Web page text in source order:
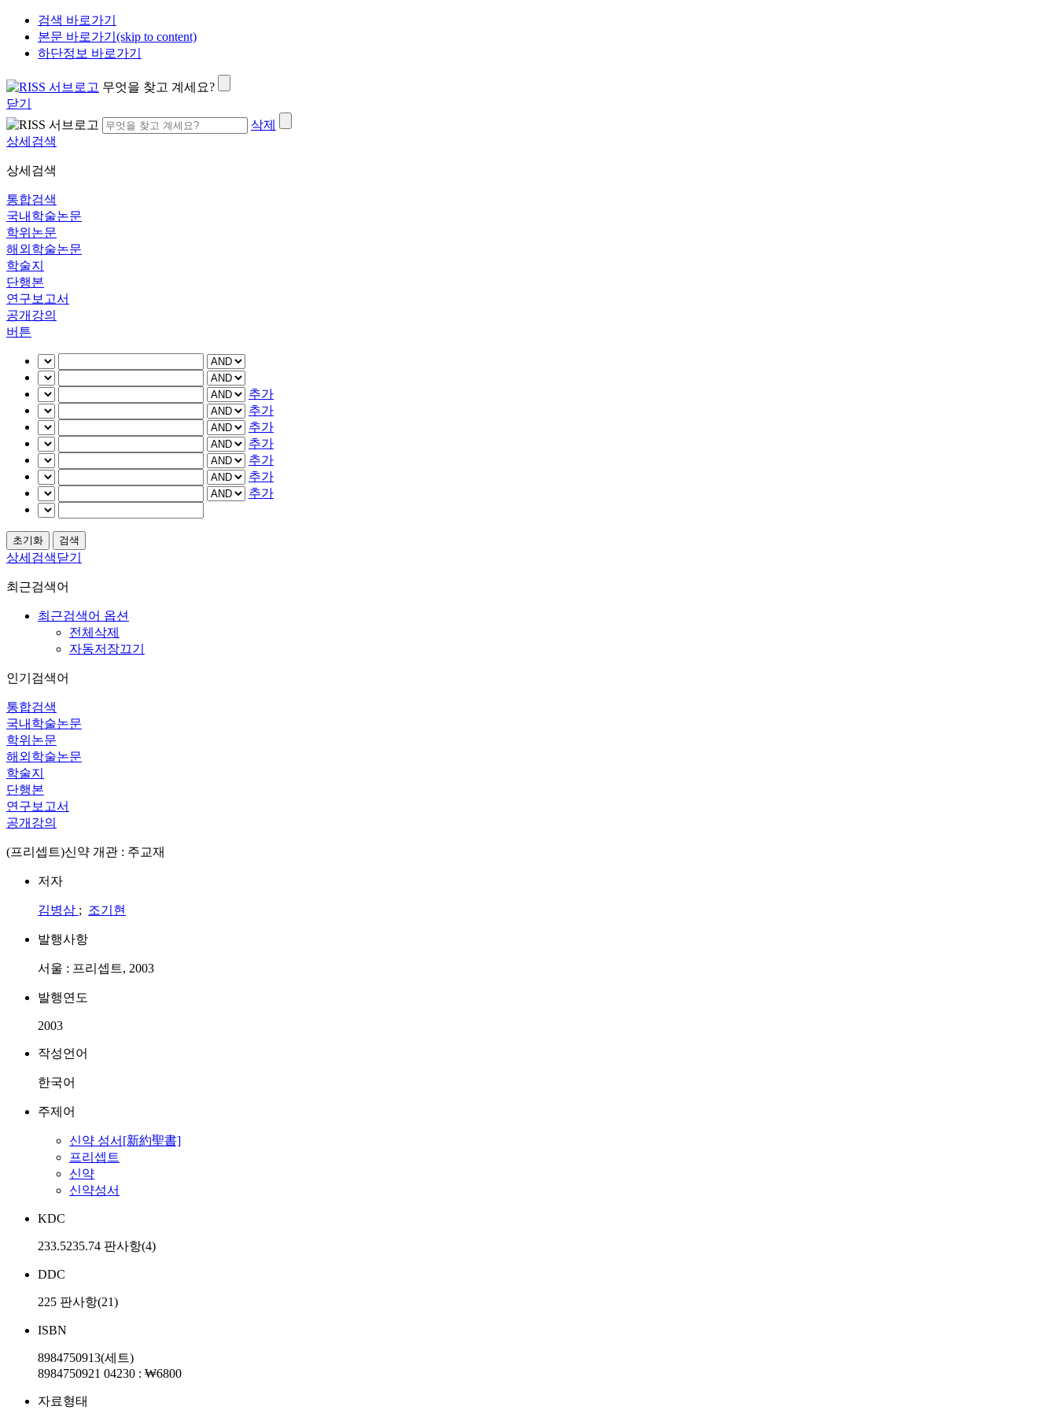
검색 바로가기
본문 바로가기(skip to content)
하단정보 바로가기
무엇을 찾고 계세요?
닫기
삭제
상세검색
상세검색
통합검색
국내학술논문
학위논문
해외학술논문
학술지
단행본
연구보고서
공개강의
버튼
추가
추가
추가
추가
추가
추가
추가
상세검색닫기
최근검색어
최근검색어 옵션
전체삭제
자동저장끄기
인기검색어
통합검색
국내학술논문
학위논문
해외학술논문
학술지
단행본
연구보고서
공개강의
(프리셉트)신약 개관 : 주교재
저자
김병삼 ; 조기현
발행사항
서울 : 프리셉트, 2003
발행연도
2003
작성언어
한국어
주제어
신약 성서[新約聖書]
프리셉트
신약
신약성서
KDC
233.5235.74 판사항(4)
DDC
225 판사항(21)
ISBN
8984750913(세트)
8984750921 04230 : ₩6800
자료형태